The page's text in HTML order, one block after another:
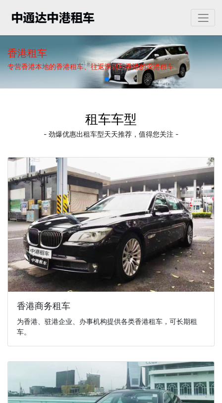
香港租车
专营香港本地的香港租车、往返深圳和香港的深港租车
租车车型
- 劲爆优惠出租车型天天推荐，值得您关注 -
香港商务租车
为香港、驻港企业、办事机构提供各类香港租车，可长期租
车。